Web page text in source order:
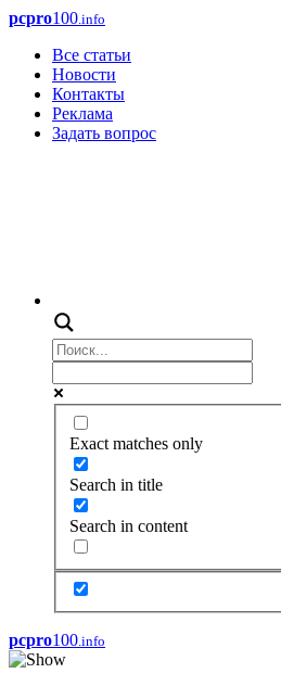
pcpro100.info
Все статьи
Новости
Контакты
Реклама
Задать вопрос
Exact matches only
Search in title
Search in content
pcpro100.info